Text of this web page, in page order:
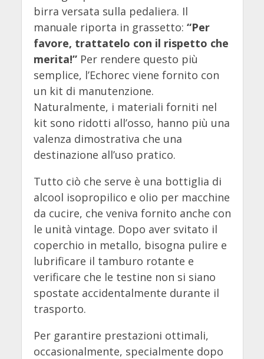
birra versata sulla pedaliera. Il
manuale riporta in grassetto: “Per
favore, trattatelo con il rispetto che
merita!”Per rendere questo più
semplice, l’Echorec viene fornito con
un kit di manutenzione.
Naturalmente, i materiali forniti nel
kit sono ridotti all’osso, hanno più una
valenza dimostrativa che una
destinazione all’uso pratico.
Tutto ciò che serve è una bottiglia di
alcool isopropilico e olio per macchine
da cucire, che veniva fornito anche con
le unità vintage. Dopo aver svitato il
coperchio in metallo, bisogna pulire e
lubrificare il tamburo rotante e
verificare che le testine non si siano
spostate accidentalmente durante il
trasporto.
Per garantire prestazioni ottimali,
occasionalmente, specialmente dopo